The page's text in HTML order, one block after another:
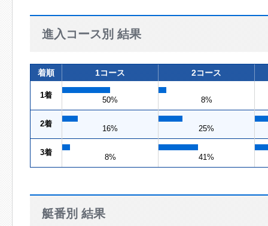
進入コース別 結果
着順 1コース 2コース
1着
50% 8%
2着
16% 25%
3着
8% 41%
艇番別 結果